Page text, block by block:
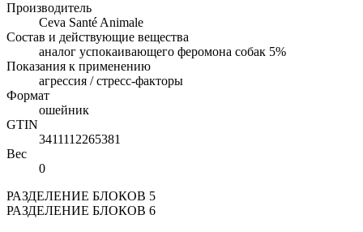
Производитель
Ceva Santé Animale
Состав и действующие вещества
аналог успокаивающего феромона собак 5%
Показания к применению
агрессия / стресс-факторы
Формат
ошейник
GTIN
3411112265381
Вес
0
РАЗДЕЛЕНИЕ БЛОКОВ 5
РАЗДЕЛЕНИЕ БЛОКОВ 6